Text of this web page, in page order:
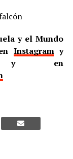
y el Mundo
Instagramy
en